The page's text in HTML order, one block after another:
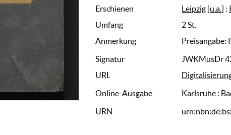
Erschienen
Leipzig [u.a.] :
Umfang
2 St.
Anmerkung
Preisangabe:
Signatur
JWKMusDr
URL
Online-Ausgabe
Karlsruhe :
URN